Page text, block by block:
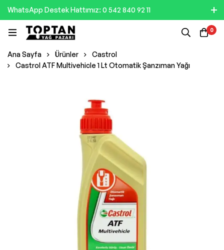
WhatsApp Destek Hattımız: 0 542 840 92 11
0
Ana Sayfa Ürünler
Castrol
Castrol ATF Multivehicle 1 Lt Otomatik Şanzıman Yağı